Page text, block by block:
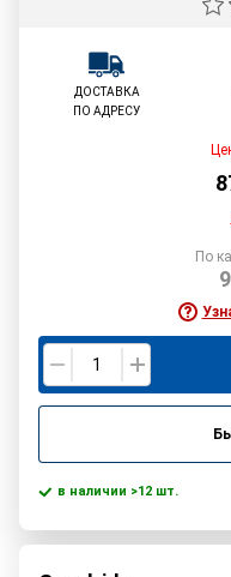
ДОСТАВКА
ПО АДРЕСУ
По
в наличии >12 шт.